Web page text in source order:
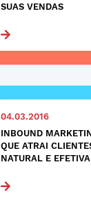
SUAS VENDAS
04.03.2016
INBOUND
QUE ATRAI
NATURAL E EFETIVA